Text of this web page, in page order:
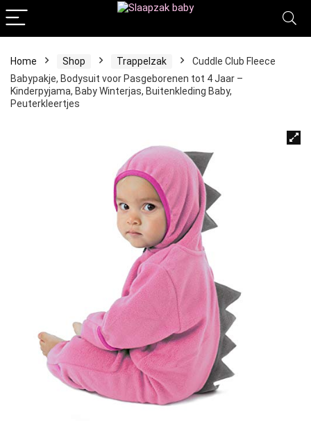
Home Shop Trappelzak
Cuddle Club Fleece
Babypakje, Bodysuit voor Pasgeborenen tot 4 Jaar –
Kinderpyjama, Baby Winterjas, Buitenkleding Baby,
Peuterkleertjes